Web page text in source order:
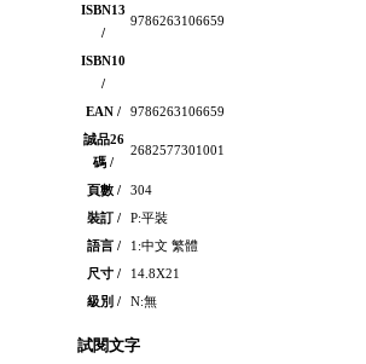
ISBN13
/
9786263106659
ISBN10
/
EAN /
9786263106659
誠品26
碼 /
2682577301001
頁數 /
304
裝訂 /
P:平裝
語言 /
1:中文 繁體
尺寸 /
14.8X21
級別 /
N:無
試閱文字